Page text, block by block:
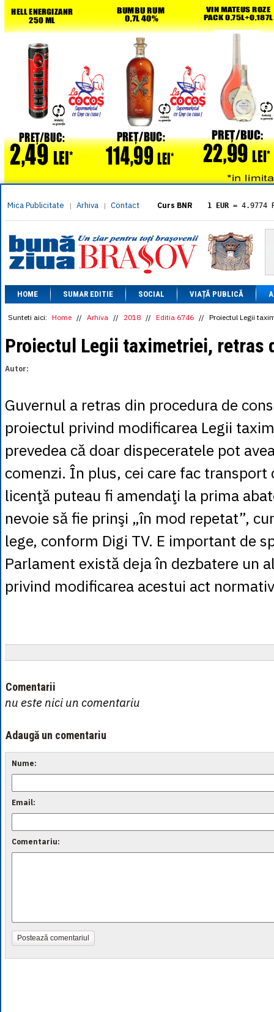
Mica Publicitate | Arhiva | Contact Curs BNR 1 EUR = 4.9774
= 5.8304
1 XAU= 464.4611
1 AED= 1.1933
1 AUD= 2.7957
1 BGN= 2.5449
1 CAD= 3.1559
1 CHF= 5.2813
1 CNY= 0.6015
= 0.6668
1 EGP= 0.0860
1 MDL = 0.2538
1 NOK = 0.4191
1 NZD
1 PLN= 1.1646
1 RSD
1 RUB= 0.0530
1 SEK = 0.4526
1 TRY= 0.1141
1 UAH= 0.1048
1 XDR= 5.9383
1 ZAR= 0.2318
HOME SUMAR EDITIE SOCIAL VIAȚĂ PUBLICĂ
Sunteti aici: Home // Arhiva // 2018 // Editia 6746 // Proiectul Legii
Proiectul Legii taximetriei, retras
Autor:
Guvernul a retras din procedura de
proiectul privind modificarea Legii
prevedea că doar dispeceratele pot
comenzi. În plus, cei care fac transport
licenţă puteau fi amendaţi la prima
nevoie să fie prinşi „în mod repetat”,
lege, conform Digi TV. E important de
Parlament există deja în dezbatere un
privind modificarea acestui act
Comentarii
nu este nici un comentariu
Adaugă un comentariu
Nume:
Email:
Comentariu:
Postează comentariul